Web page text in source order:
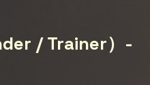
/ Trainer）-